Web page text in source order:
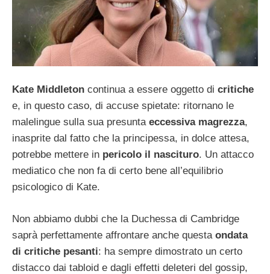
Kate Middleton continua a essere oggetto di critiche
e, in questo caso, di accuse spietate: ritornano le
malelingue sulla sua presunta eccessiva magrezza,
inasprite dal fatto che la principessa, in dolce attesa,
potrebbe mettere in pericolo il nascituro. Un attacco
mediatico che non fa di certo bene all’equilibrio
psicologico di Kate.
Non abbiamo dubbi che la Duchessa di Cambridge
saprà perfettamente affrontare anche questa ondata
di critiche pesanti: ha sempre dimostrato un certo
distacco dai tabloid e dagli effetti deleteri del gossip,